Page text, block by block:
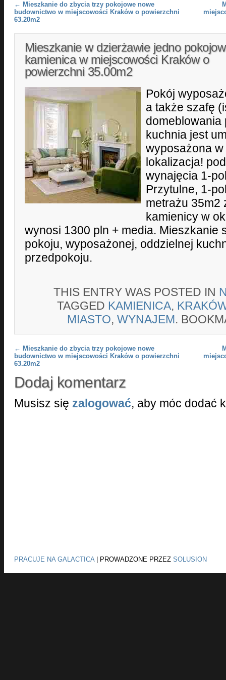
Post navigation
← Mieszkanie do zbycia trzy pokojowe nowe
budownictwo w miejscowości Kraków o powierzchni
63.20m2
Mieszkanie w dzierżawie jedno
kamienica w miejscowości Kraków o
powierzchni 35.00m2
Pokój
a także szafę
domeblowania
kuchnia jest
wyposażona
lokalizacja!
wynajęcia 1-
Przytulne, 1-
metrażu
kamienicy w
wynosi 1300 pln + media. Mieszkanie
pokoju, wyposażonej, oddzielnej
przedpokoju.
THIS ENTRY WAS POSTED IN
TAGGED KAMIENICA,
MIASTO, WYNAJEM.
Post navigation
← Mieszkanie do zbycia trzy pokojowe nowe
budownictwo w miejscowości Kraków o powierzchni
63.20m2
Dodaj komentarz
Musisz się zalogować, aby móc dodać
PRACUJE NA GALACTICA| PROWADZONE PRZEZ SOLUSION